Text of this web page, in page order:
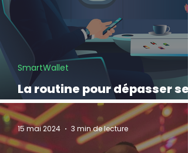
La routine pour dépasser ses
limites financières
SmartWallet
15 mai 2024 3 min de lecture